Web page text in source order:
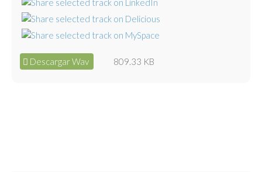
Descargar Wav 809.33 KB